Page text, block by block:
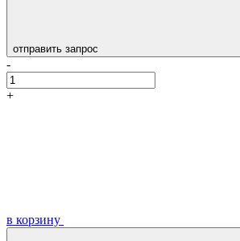
отправить запрос
-
+
в корзину